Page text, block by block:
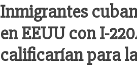
Inmigrantes
en EEUU con I-
calificarían para